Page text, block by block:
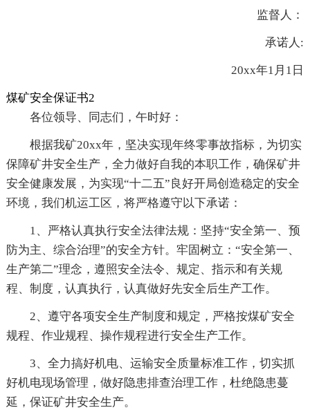
监督人：
承诺人:
20xx年1月1日
煤矿安全保证书2
各位领导、同志们，午时好：
根据我矿20xx年，坚决实现年终零事故指标，为切实
保障矿井安全生产，全力做好自我的本职工作，确保矿井
安全健康发展，为实现“十二五”良好开局创造稳定的安全
环境，我们机运工区，将严格遵守以下承诺：
1、严格认真执行安全法律法规：坚持“安全第一、预
防为主、综合治理”的安全方针。牢固树立：“安全第一、
生产第二”理念，遵照安全法令、规定、指示和有关规
程、制度，认真执行，认真做好先安全后生产工作。
2、遵守各项安全生产制度和规定，严格按煤矿安全
规程、作业规程、操作规程进行安全生产工作。
3、全力搞好机电、运输安全质量标准工作，切实抓
好机电现场管理，做好隐患排查治理工作，杜绝隐患蔓
延，保证矿井安全生产。